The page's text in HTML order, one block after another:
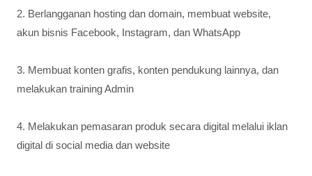
2. Berlangganan hosting dan domain, membuat website,
akun bisnis Facebook, Instagram, dan WhatsApp
3. Membuat konten grafis, konten pendukung lainnya, dan
melakukan training Admin
4. Melakukan pemasaran produk secara digital melalui iklan
digital di social media dan website